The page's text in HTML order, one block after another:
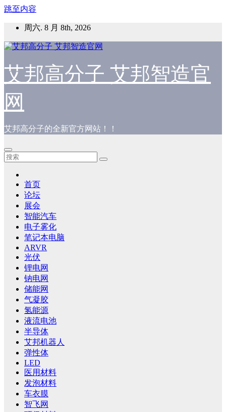
跳至内容
周六. 8 月 8th, 2026
艾邦高分子 艾邦智造官
网
艾邦高分子的全新官方网站！！
首页
论坛
展会
智能汽车
电子雾化
笔记本电脑
ARVR
光伏
锂电网
钠电网
储能网
气凝胶
氢能源
液流电池
半导体
艾邦机器人
弹性体
LED
医用材料
发泡材料
车衣膜
智飞网